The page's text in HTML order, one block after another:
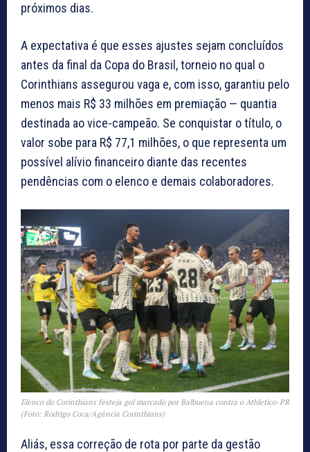
próximos dias.
A expectativa é que esses ajustes sejam concluídos
antes da final da Copa do Brasil, torneio no qual o
Corinthians assegurou vaga e, com isso, garantiu pelo
menos mais R$ 33 milhões em premiação — quantia
destinada ao vice-campeão. Se conquistar o título, o
valor sobe para R$ 77,1 milhões, o que representa um
possível alívio financeiro diante das recentes
pendências com o elenco e demais colaboradores.
Elenco do Corinthians festeja gol marcado por Balbuena contra o Athletico-PR
(Foto: Rodrigo Coca/Agência Corinthians)
Aliás, essa correção de rota por parte da gestão